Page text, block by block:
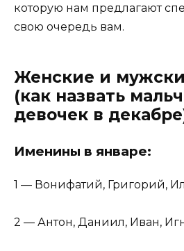
которую нам предлагают
свою очередь вам.
Женские и
(как назвать
девочек в
Именины в январе:
1 — Вонифатий, Григорий,
2 — Антон, Даниил, Иван,